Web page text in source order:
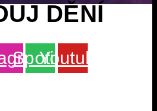
DĚNÍ
SpotifyYoutube